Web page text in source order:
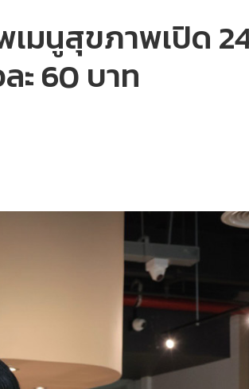
เมนูสุขภาพเปิด
ะ 60 บาท